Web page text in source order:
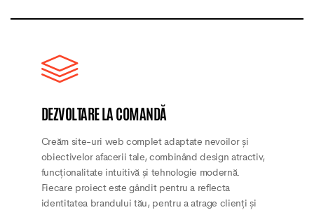
DEZVOLTARE LA COMANDĂ
Creăm site-uri web complet adaptate nevoilor și
obiectivelor afacerii tale, combinând design atractiv,
funcționalitate intuitivă și tehnologie modernă.
Fiecare proiect este gândit pentru a reflecta
identitatea brandului tău, pentru a atrage clienți și